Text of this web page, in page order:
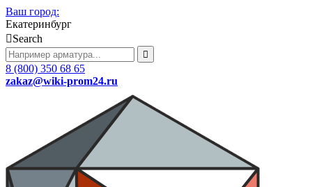
Ваш город:
Екатеринбург
Search
8 (800) 350 68 65
zakaz@wiki-prom24.ru